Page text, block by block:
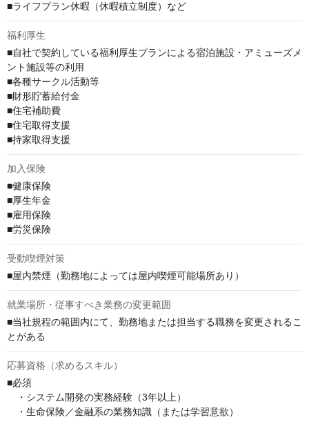
■ライフプラン休暇（休暇積立制度）など
福利厚生
■自社で契約している福利厚生プランによる宿泊施設・アミューズメ
ント施設等の利用
■各種サークル活動等
■財形貯蓄給付金
■住宅補助費
■住宅取得支援
■持家取得支援
加入保険
■健康保険
■厚生年金
■雇用保険
■労災保険
受動喫煙対策
■屋内禁煙（勤務地によっては屋内喫煙可能場所あり）
就業場所・従事すべき業務の変更範囲
■当社規程の範囲内にて、勤務地または担当する職務を変更されるこ
とがある
応募資格（求めるスキル）
■必須
・システム開発の実務経験（3年以上）
・生命保険／金融系の業務知識（または学習意欲）